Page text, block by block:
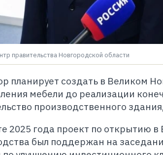
правительства Новгородской области
планирует создать в Великом
мебели до реализации
производственного
2025 года проект по открытию
был поддержан на